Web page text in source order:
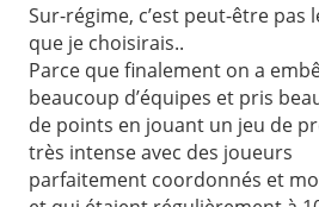
Sur-régime, c’est peut-être pas
que je choisirais..
Parce que finalement on a
beaucoup d’équipes et pris
de points en jouant un jeu de
très intense avec des joueurs
parfaitement coordonnés et